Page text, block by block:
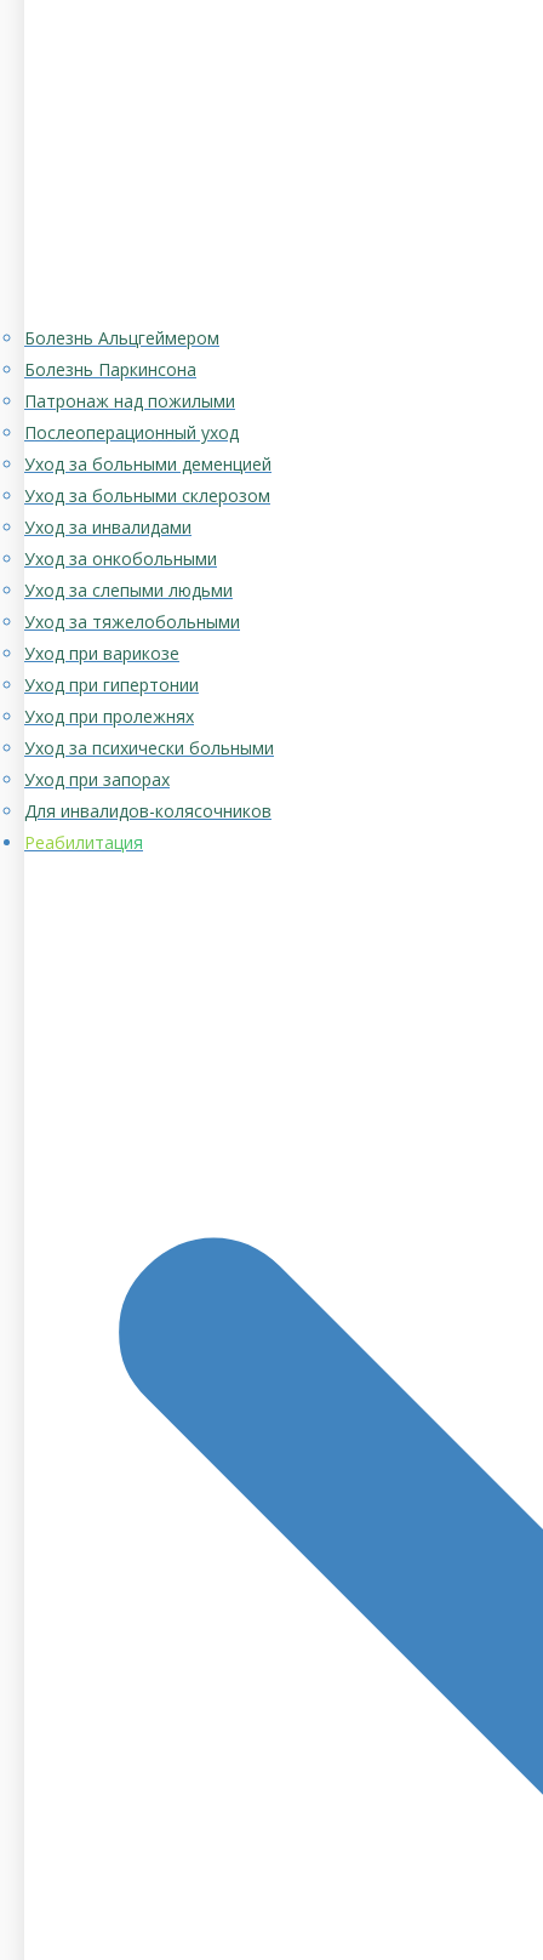
Болезнь Альцгеймером
Болезнь Паркинсона
Патронаж над пожилыми
Послеоперационный уход
Уход за больными деменцией
Уход за больными склерозом
Уход за инвалидами
Уход за онкобольными
Уход за слепыми людьми
Уход за тяжелобольными
Уход при варикозе
Уход при гипертонии
Уход при пролежнях
Уход за психически больными
Уход при запорах
Для инвалидов-колясочников
Реабилитация